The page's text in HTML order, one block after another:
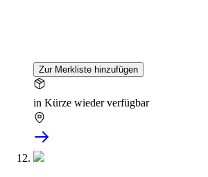
Zur Merkliste hinzufügen
in Kürze wieder verfügbar